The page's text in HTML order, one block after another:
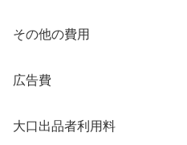
その他の費用
広告費
大口出品者利用料